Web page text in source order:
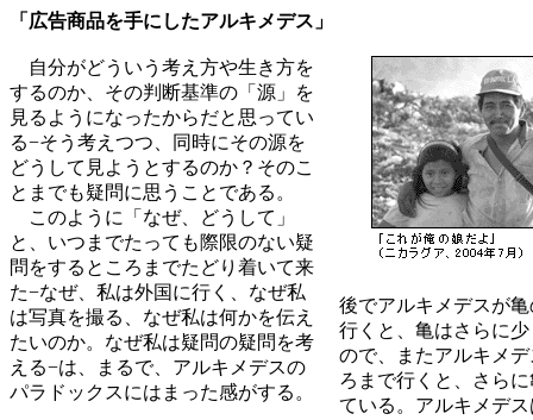
「広告商品を手にしたアルキメデス」
自分がどういう考え方や生き方を
するのか、その判断基準の「源」を
見るようになったからだと思ってい
る−そう考えつつ、同時にその源を
どうして見ようとするのか？そのこ
とまでも疑問に思うことである。
このように「なぜ、どうして」
と、いつまでたっても際限のない疑
問をするところまでたどり着いて来
た−なぜ、私は外国に行く、なぜ私
は写真を撮る、なぜ私は何かを伝え
たいのか。なぜ私は疑問の疑問を考
える−は、まるで、アルキメデスの
パラドックスにはまった感がする。
後でアルキメデスが
行くと、亀はさらに
ので、またアルキメ
ろまで行くと、さら
ている。アルキメデ